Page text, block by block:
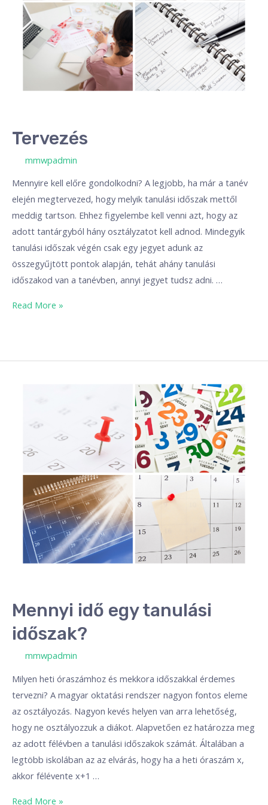
Tervezés
mmwpadmin
Mennyire kell előre gondolkodni? A legjobb, ha már a tanév
elején megtervezed, hogy melyik tanulási időszak mettől
meddig tartson. Ehhez figyelembe kell venni azt, hogy az
adott tantárgyból hány osztályzatot kell adnod. Mindegyik
tanulási időszak végén csak egy jegyet adunk az
összegyűjtött pontok alapján, tehát ahány tanulási
időszakod van a tanévben, annyi jegyet tudsz adni. …
Read More »
Mennyi idő egy tanulási
időszak?
mmwpadmin
Milyen heti óraszámhoz és mekkora időszakkal érdemes
tervezni? A magyar oktatási rendszer nagyon fontos eleme
az osztályozás. Nagyon kevés helyen van arra lehetőség,
hogy ne osztályozzuk a diákot. Alapvetően ez határozza meg
az adott félévben a tanulási időszakok számát. Általában a
legtöbb iskolában az az elvárás, hogy ha a heti óraszám x,
akkor félévente x+1 …
Read More »